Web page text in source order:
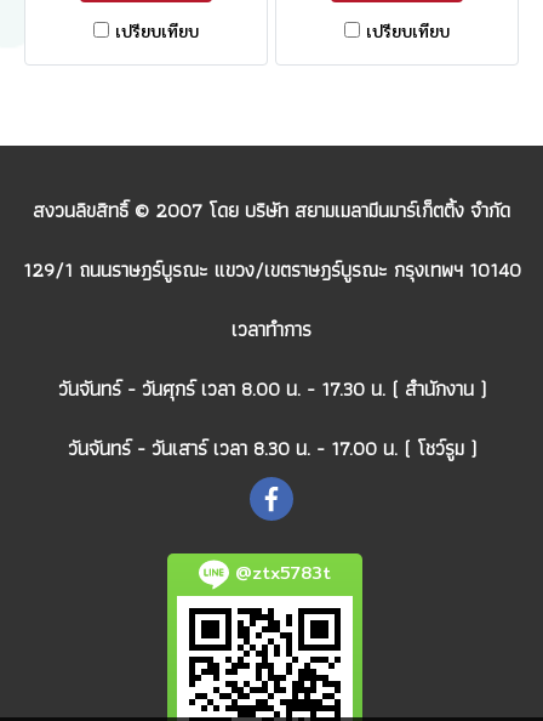
เปรียบเทียบ
เปรียบเทียบ
สงวนลิขสิทธิ์ © 2007 โดย บริษัท สยามเมลามีนมาร์เก็ตติ้ง จำกัด
129/1 ถนนราษฎร์บูรณะ แขวง/เขตราษฎร์บูรณะ กรุงเทพฯ 10140
เวลาทำการ
วันจันทร์ - วันศุกร์ เวลา 8.00 น. - 17.30 น. ( สำนักงาน )
วันจันทร์ - วันเสาร์ เวลา 8.30 น. - 17.00 น. ( โชว์รูม )
@ztx5783t